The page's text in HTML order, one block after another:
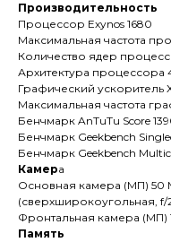
Производительность
Процессор Exynos 1680
Максимальная частота
Количество ядер
Архитектура процессора
Графический ускоритель
Максимальная частота
Бенчмарк AnTuTu Score
Бенчмарк Geekbench
Бенчмарк Geekbench
Камера
Основная камера (МП) 50
(сверхширокоугольная, f/
Фронтальная камера (МП)
Память